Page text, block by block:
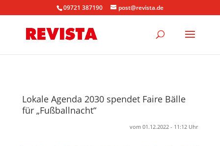
09721 387190 post@revista.de
Lokale Agenda 2030 spendet Faire Bälle
für „Fußballnacht“
vom 01.12.2022 - 11:12 Uhr